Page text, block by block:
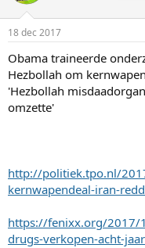
18 dec 2017
Obama traineerde
Hezbollah om
'Hezbollah
omzette'
http://politiek.tpo.nl/
kernwapendeal-iran-
https://fenixx.org/2017/
drugs-verkopen-acht-